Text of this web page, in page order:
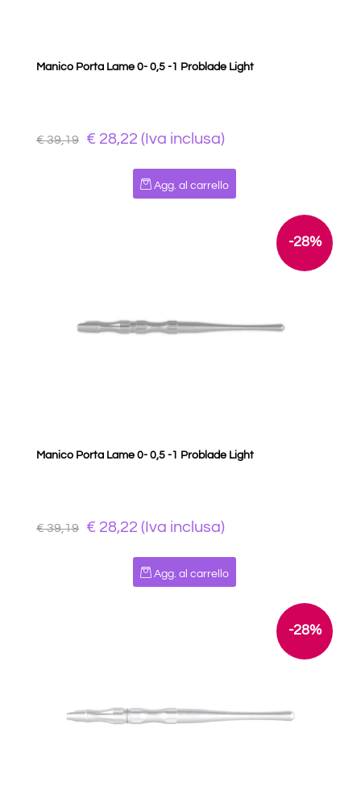
Manico Porta Lame 0- 0,5 -1 Problade Light
€ 39,19 € 28,22 (Iva inclusa)
Quantità
Agg. al carrello
-28%
Manico Porta Lame 0- 0,5 -1 Problade Light
€ 39,19 € 28,22 (Iva inclusa)
Quantità
Agg. al carrello
-28%